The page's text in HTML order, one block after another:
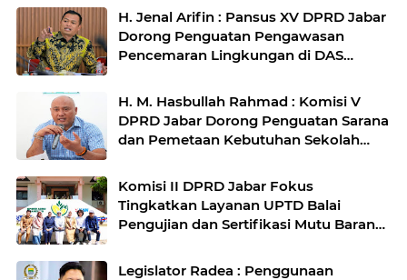
H. Jenal Arifin : Pansus XV DPRD Jabar
Dorong Penguatan Pengawasan
Pencemaran Lingkungan di DAS
H. M. Hasbullah Rahmad : Komisi V
DPRD Jabar Dorong Penguatan Sarana
dan Pemetaan Kebutuhan Sekolah
Komisi II DPRD Jabar Fokus
Tingkatkan Layanan UPTD Balai
Pengujian dan Sertifikasi Mutu Barang
Legislator Radea : Penggunaan